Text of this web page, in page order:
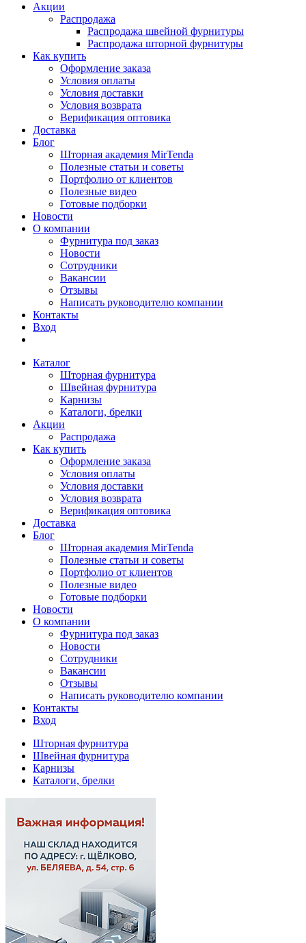
Акции
Распродажа
Распродажа швейной фурнитуры
Распродажа шторной фурнитуры
Как купить
Оформление заказа
Условия оплаты
Условия доставки
Условия возврата
Верификация оптовика
Доставка
Блог
Шторная академия MirTenda
Полезные статьи и советы
Портфолио от клиентов
Полезные видео
Готовые подборки
Новости
О компании
Фурнитура под заказ
Новости
Сотрудники
Вакансии
Отзывы
Написать руководителю компании
Контакты
Вход
Каталог
Шторная фурнитура
Швейная фурнитура
Карнизы
Каталоги, брелки
Акции
Распродажа
Как купить
Оформление заказа
Условия оплаты
Условия доставки
Условия возврата
Верификация оптовика
Доставка
Блог
Шторная академия MirTenda
Полезные статьи и советы
Портфолио от клиентов
Полезные видео
Готовые подборки
Новости
О компании
Фурнитура под заказ
Новости
Сотрудники
Вакансии
Отзывы
Написать руководителю компании
Контакты
Вход
Шторная фурнитура
Швейная фурнитура
Карнизы
Каталоги, брелки